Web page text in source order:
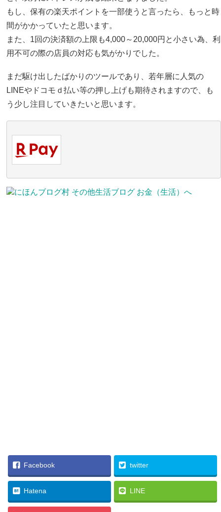
もし、保有の楽天ポイントを一部使うと言ったら、もっと時
間がかかっていたと思います。
また、1回の決済額の上限も4,000～20,000円と小さい為、利
用不可の際の店員の対応も気がかりでした。
まだ駆け出したばかりのツールであり、若年層に人気の
LINEやドコモｄ払い等の押し上げも期待されますので、も
う少し注目していきたいと思います。
Facebook twitter
Hatena LINE